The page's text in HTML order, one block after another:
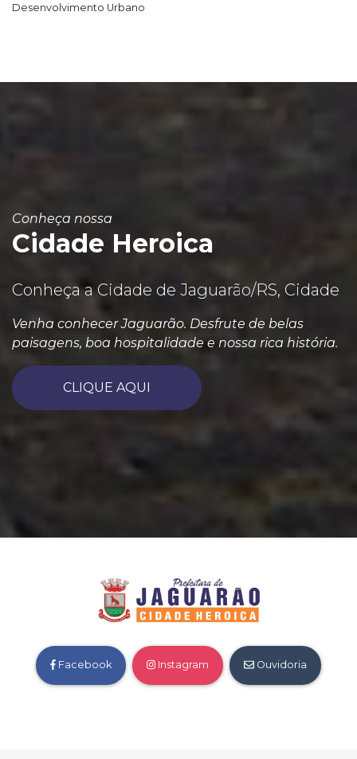
Desenvolvimento Urbano
Conheça nossa
Cidade Heroica
Conheça a Cidade de Jaguarão/RS, Cidade
Venha conhecer Jaguarão. Desfrute de belas
paisagens, boa hospitalidade e nossa rica história.
CLIQUE AQUI
Facebook Instagram Ouvidoria